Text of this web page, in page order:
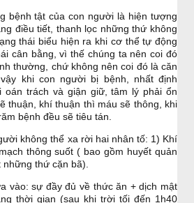
bệnh tật của con người là hiện tượng
điều tiết, thanh lọc những thứ không
thái biểu hiện ra khi cơ thể tự động
cân bằng, vì thế chúng ta nên coi đó
thường, chứ không nên coi đó là căn
khi con người bị bệnh, nhất định
oán trách và giận giữ, tâm lý phải ổn
thuận, khí thuận thì máu sẽ thông, khi
bệnh đều sẽ tiêu tán.
không thể xa rời hai nhân tố: 1) Khí
thông suốt ( bao gồm huyết quản
thứ cặn bã).
vào: sự đầy đủ về thức ăn + dịch mật
thời gian (sau khi trời tối đến 1h40